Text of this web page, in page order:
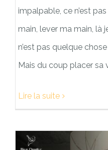
impalpable, ce n’est
main, lever ma main, là
n’est pas quelque
Mais du coup placer sa
Lire la suite